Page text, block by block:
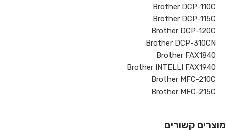
Brother DCP-110C
Brother DCP-115C
Brother DCP-120C
Brother DCP-310CN
Brother FAX1840
Brother INTELLI FAX1940
Brother MFC-210C
Brother MFC-215C
מוצרים קשורים